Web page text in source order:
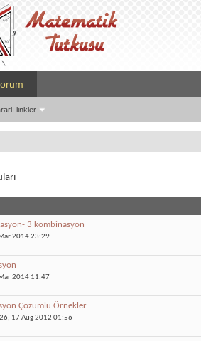
linkler
3 kombinasyon
2014 23:29
2014 11:47
Çözümlü Örnekler
, 17 Aug 2012 01:56